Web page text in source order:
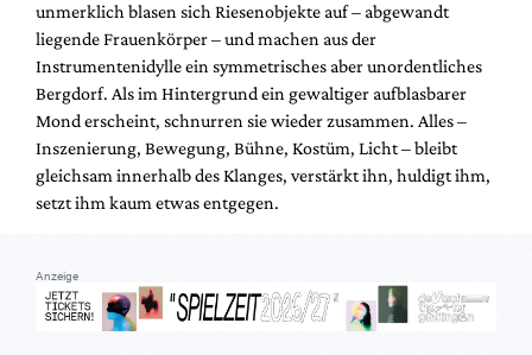
unmerklich blasen sich Riesenobjekte auf – abgewandt
liegende Frauenkörper – und machen aus der
Instrumentenidylle ein symmetrisches aber unordentliches
Bergdorf. Als im Hintergrund ein gewaltiger aufblasbarer
Mond erscheint, schnurren sie wieder zusammen. Alles –
Inszenierung, Bewegung, Bühne, Kostüm, Licht – bleibt
gleichsam innerhalb des Klanges, verstärkt ihn, huldigt ihm,
setzt ihm kaum etwas entgegen.
Anzeige